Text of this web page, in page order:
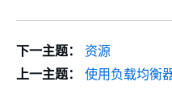
下一主题：
资源
上一主题：
使用负载均衡